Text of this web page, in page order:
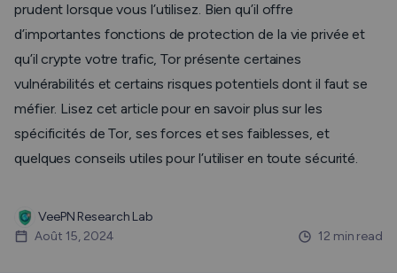
prudent lorsque vous l’utilisez. Bien qu’il offre
d’importantes fonctions de protection de la vie privée et
qu’il crypte votre trafic, Tor présente certaines
vulnérabilités et certains risques potentiels dont il faut se
méfier. Lisez cet article pour en savoir plus sur les
spécificités de Tor, ses forces et ses faiblesses, et
quelques conseils utiles pour l’utiliser en toute sécurité.
VeePN Research Lab
Août 15, 2024
12 min read